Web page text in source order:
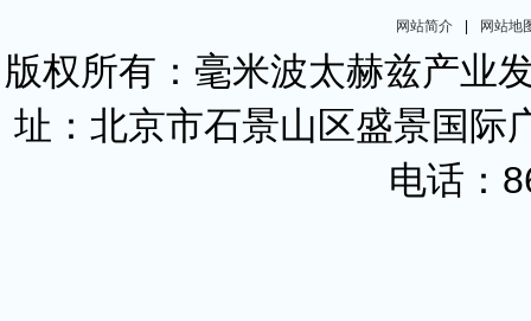
网站简介 | 网站地
版权所有：毫米波太赫兹产业
址：北京市石景山区盛景国
电话：